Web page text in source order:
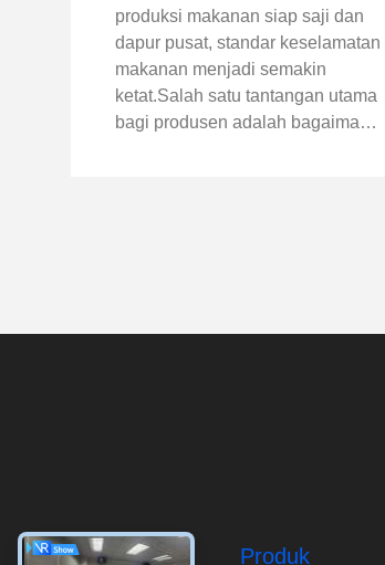
Daging dan Tulang
produksi makanan siap saji dan
dapur pusat, standar keselamatan
makanan menjadi semakin
ketat.Salah satu tantangan utama
bagi produsen adalah bagaimana
Produk